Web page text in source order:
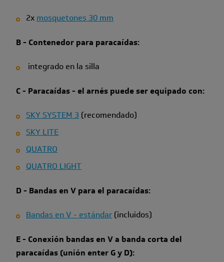
2x mosquetones 30 mm
B - Contenedor para paracaídas:
integrado en la silla
C - Paracaídas - el arnés puede ser equipado con:
SKY SYSTEM 3 (recomendado)
SKY LITE
QUATRO
QUATRO LIGHT
D - Bandas en V para el paracaídas:
Bandas en V - estándar(incluidos)
E - Conexión bandas en V a banda corta del
paracaídas (unión enter G y D):